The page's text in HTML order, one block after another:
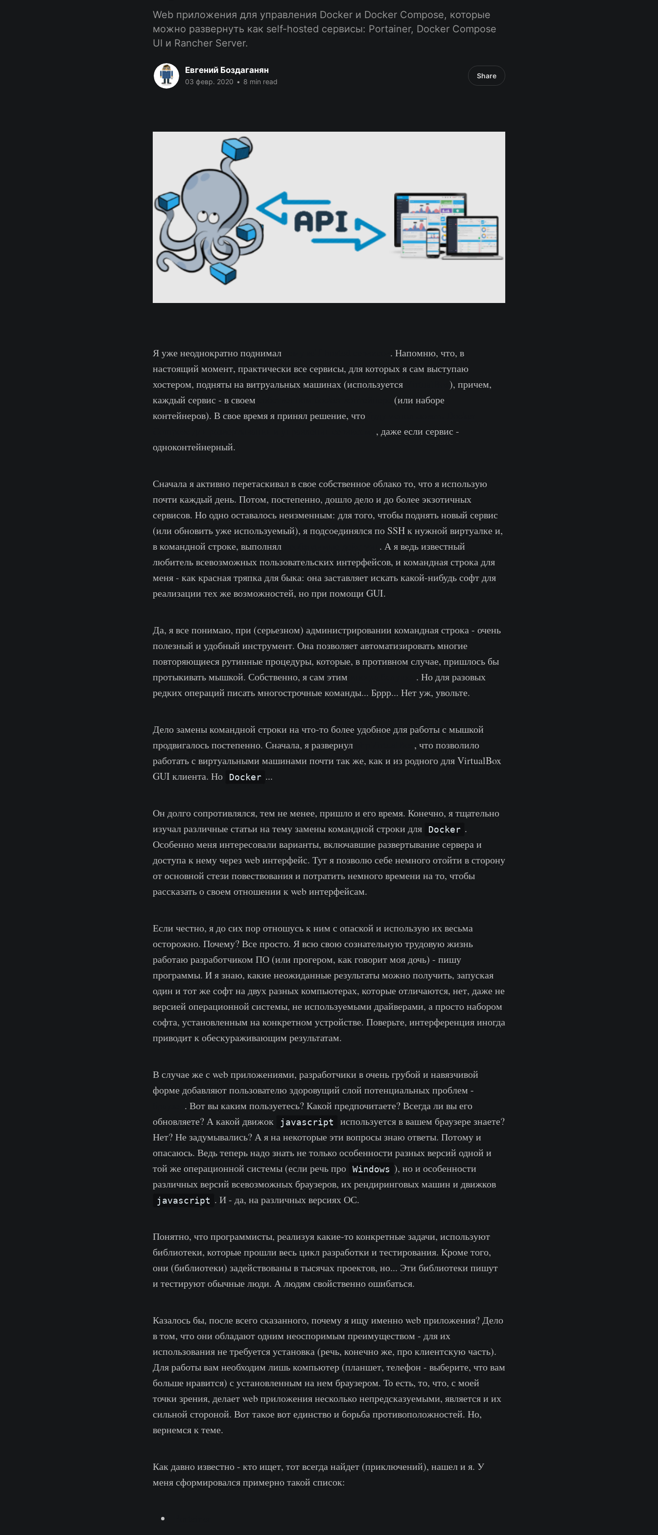
Web приложения для управления Docker и Docker Compose, которые
можно развернуть как self-hosted сервисы: Portainer, Docker Compose
UI и Rancher Server.
Евгений Боздаганян
03 февр. 2020 • 8 min read
Share
Я уже неоднократно поднимал
. Напомню, что, в
настоящий момент, практически все сервисы, для которых я сам выступаю
хостером, подняты на витруальных машинах (используется
), причем,
каждый сервис - в своем
(или наборе
контейнеров). В свое время я принял решение, что
, даже если сервис -
одноконтейнерный.
Сначала я активно перетаскивал в свое собственное облако то, что я использую
почти каждый день. Потом, постепенно, дошло дело и до более экзотичных
сервисов. Но одно оставалось неизменным: для того, чтобы поднять новый сервис
(или обновить уже используемый), я подсоединялся по SSH к нужной виртуалке и,
в командной строке, выполнял
. А я ведь известный
любитель всевозможных пользовательских интерфейсов, и командная строка для
меня - как красная тряпка для быка: она заставляет искать какой-нибудь софт для
реализации тех же возможностей, но при помощи GUI.
Да, я все понимаю, при (серьезном) администрировании командная строка - очень
полезный и удобный инструмент. Она позволяет автоматизировать многие
повторяющиеся рутинные процедуры, которые, в противном случае, пришлось бы
протыкивать мышкой. Собственно, я сам этим
. Но для разовых
редких операций писать многострочные команды... Бррр... Нет уж, увольте.
Дело замены командной строки на что-то более удобное для работы с мышкой
продвигалось постепенно. Сначала, я развернул
, что позволило
работать с виртуальными машинами почти так же, как и из родного для VirtualBox
GUI клиента. Но
Docker ...
Он долго сопротивлялся, тем не менее, пришло и его время. Конечно, я тщательно
изучал различные статьи на тему замены командной строки для
Docker .
Особенно меня интересовали варианты, включавшие развертывание сервера и
доступа к нему через web интерфейс. Тут я позволю себе немного отойти в сторону
от основной стези повествования и потратить немного времени на то, чтобы
рассказать о своем отношении к web интерфейсам.
Если честно, я до сих пор отношусь к ним с опаской и использую их весьма
осторожно. Почему? Все просто. Я всю свою сознательную трудовую жизнь
работаю разработчиком ПО (или прогером, как говорит моя дочь) - пишу
программы. И я знаю, какие неожиданные результаты можно получить, запуская
один и тот же софт на двух разных компьютерах, которые отличаются, нет, даже не
версией операционной системы, не используемыми драйверами, а просто набором
софта, установленным на конкретном устройстве. Поверьте, интерференция иногда
приводит к обескураживающим результатам.
В случае же с web приложениями, разработчики в очень грубой и навязчивой
форме добавляют пользователю здоровущий слой потенциальных проблем -
. Вот вы каким пользуетесь? Какой предпочитаете? Всегда ли вы его
обновляете? А какой движок
javascript
используется в вашем браузере знаете?
Нет? Не задумывались? А я на некоторые эти вопросы знаю ответы. Потому и
опасаюсь. Ведь теперь надо знать не только особенности разных версий одной и
той же операционной системы (если речь про
Windows ), но и особенности
различных версий всевозможных браузеров, их рендиринговых машин и движков
javascript . И - да, на различных версиях ОС.
Понятно, что программисты, реализуя какие-то конкретные задачи, используют
библиотеки, которые прошли весь цикл разработки и тестирования. Кроме того,
они (библиотеки) задействованы в тысячах проектов, но... Эти библиотеки пишут
и тестируют обычные люди. А людям свойственно ошибаться.
Казалось бы, после всего сказанного, почему я ищу именно web приложения? Дело
в том, что они обладают одним неоспоримым преимуществом - для их
использования не требуется установка (речь, конечно же, про клиентскую часть).
Для работы вам необходим лишь компьютер (планшет, телефон - выберите, что вам
больше нравится) с установленным на нем браузером. То есть, то, что, с моей
точки зрения, делает web приложения несколько непредсказуемыми, является и их
сильной стороной. Вот такое вот единство и борьба противоположностей. Но,
вернемся к теме.
Как давно известно - кто ищет, тот всегда найдет (приключений), нашел и я. У
меня сформировался примерно такой список: